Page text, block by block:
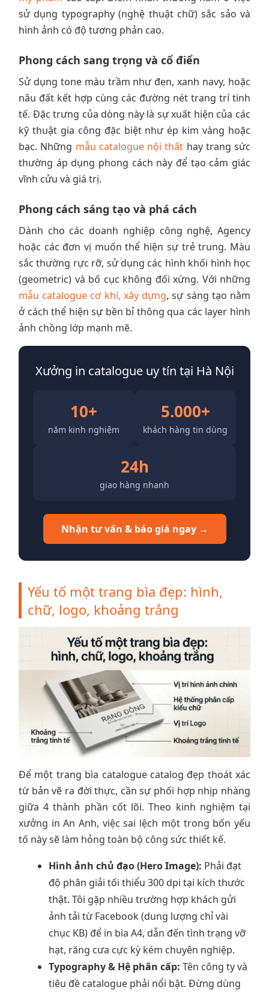
sử dụng typography (nghệ thuật chữ) sắc sảo và
hình ảnh có độ tương phản cao.
Phong cách sang trọng và cổ điển
Sử dụng tone màu trầm như đen, xanh navy, hoặc
nâu đất kết hợp cùng các đường nét trang trí tinh
tế. Đặc trưng của dòng này là sự xuất hiện của các
kỹ thuật gia công đặc biệt như ép kim vàng hoặc
bạc. Những mẫu catalogue nội thất hay trang sức
thường áp dụng phong cách này để tạo cảm giác
vĩnh cửu và giá trị.
Phong cách sáng tạo và phá cách
Dành cho các doanh nghiệp công nghệ, Agency
hoặc các đơn vị muốn thể hiện sự trẻ trung. Màu
sắc thường rực rỡ, sử dụng các hình khối hình học
(geometric) và bố cục không đối xứng. Với những
mẫu catalogue cơ khí, xây dựng, sự sáng tạo nằm
ở cách thể hiện sự bền bỉ thông qua các layer hình
ảnh chồng lớp mạnh mẽ.
Xưởng in catalogue uy tín tại Hà Nội
10+
năm kinh nghiệm
5.000+
khách hàng tin dùng
24h
giao hàng nhanh
Nhận tư vấn & báo giá ngay →
Yếu tố một trang bìa đẹp: hình,
chữ, logo, khoảng trắng
Để một trang bìa catalogue catalog đẹp thoát xác
từ bản vẽ ra đời thực, cần sự phối hợp nhịp nhàng
giữa 4 thành phần cốt lõi. Theo kinh nghiệm tại
xưởng in An Anh, việc sai lệch một trong bốn yếu
tố này sẽ làm hỏng toàn bộ công sức thiết kế.
Hình ảnh chủ đạo (Hero Image): Phải đạt
độ phân giải tối thiểu 300 dpi tại kích thước
thật. Tôi gặp nhiều trường hợp khách gửi
ảnh tải từ Facebook (dung lượng chỉ vài
chục KB) để in bìa A4, dẫn đến tình trạng vỡ
hạt, răng cưa cực kỳ kém chuyên nghiệp.
Typography & Hệ phân cấp: Tên công ty và
tiêu đề catalogue phải nổi bật. Đừng dùng